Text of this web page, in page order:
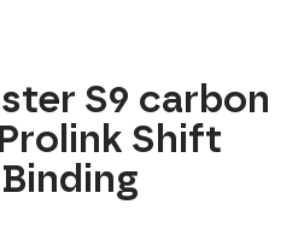
S9 carbon
Shift